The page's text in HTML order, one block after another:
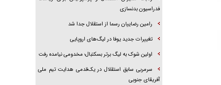
فدراسیون بدنسازی
رامین رضاییان رسما از استقلال جدا شد
تغییرات جدید یوفا در لیگ‌های اروپایی
اولین شوک به لیگ برتر بسکتبال؛ مخدومی نیامده رفت
سرمربی سابق استقلال در یک‌قدمی هدایت تیم ملی
آفریقای جنوبی